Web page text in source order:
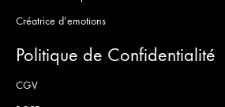
Créatrice d’emotions
Politique de Confidentialité
CGV